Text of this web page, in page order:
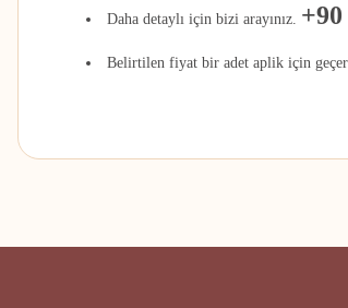
Daha detaylı için bizi arayınız. +90
Belirtilen fiyat bir adet aplik için